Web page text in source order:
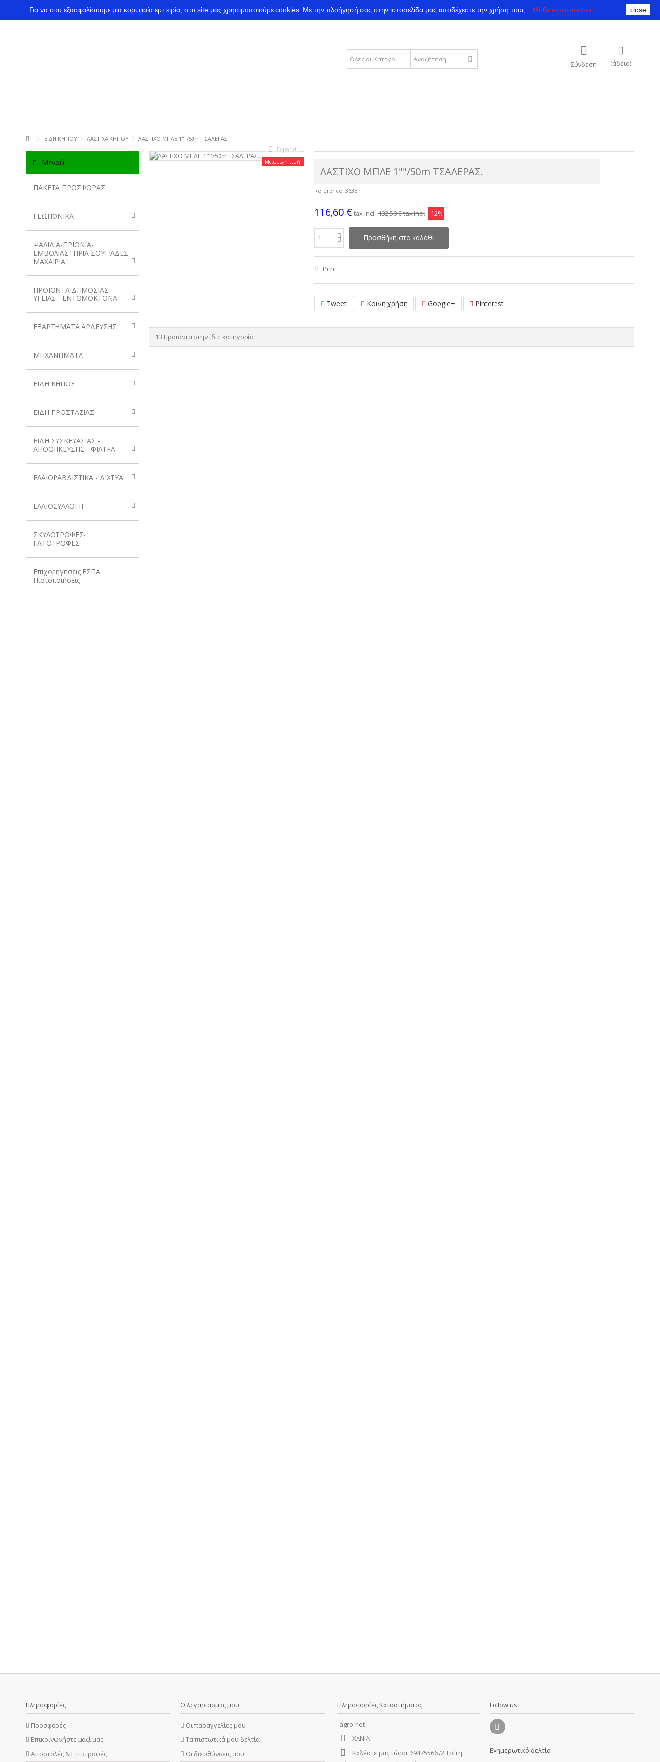
(άδειο)
Σύνδεση
ΕΙΔΗ ΚΗΠΟΥ ΛΑΣΤΙΧΑ ΚΗΠΟΥ ΛΑΣΤΙΧΟ ΜΠΛΕ 1""/50m ΤΣΑΛΕΡΑΣ.
Μειωμένη τιμή!
Expand
ΛΑΣΤΙΧΟ ΜΠΛΕ 1""/50m ΤΣΑΛΕΡΑΣ.
Reference: 3635
116,60 €tax incl. 132,50 €tax incl. -12%
Προσθήκη στο καλάθι
Print
Tweet Κοινή χρήση Google+ Pinterest
13 Προϊόντα στην ίδια κατηγορία
Μενού
ΠΑΚΕΤΑ ΠΡΟΣΦΟΡΑΣ
ΓΕΩΠΟΝΙΚΑ
ΨΑΛΙΔΙΑ-ΠΡΙΟΝΙΑ-
ΕΜΒΟΛΙΑΣΤΗΡΙΑ ΣΟΥΓΙΑΔΕΣ-
ΜΑΧΑΙΡΙΑ
ΠΡΟΪΟΝΤΑ ΔΗΜΟΣΙΑΣ
ΥΓΕΙΑΣ - ΕΝΤΟΜΟΚΤΟΝΑ
ΕΞΑΡΤΗΜΑΤΑ ΑΡΔΕΥΣΗΣ
ΜΗΧΑΝΗΜΑΤΑ
ΕΙΔΗ ΚΗΠΟΥ
ΕΙΔΗ ΠΡΟΣΤΑΣΙΑΣ
ΕΙΔΗ ΣΥΣΚΕΥΑΣΙΑΣ -
ΑΠΟΘΗΚΕΥΣΗΣ - ΦΙΛΤΡΑ
ΕΛΑΙΟΡΑΒΔΙΣΤΙΚΑ - ΔΙΧΤΥΑ
ΕΛΑΙΟΣΥΛΛΟΓΗ
ΣΚΥΛΟΤΡΟΦΕΣ-
ΓΑΤΟΤΡΟΦΕΣ
Επιχορηγήσεις ΕΣΠΑ
Πιστοποιήσεις
Πληροφορίες
Προσφορές
Επικοινωνήστε μαζί μας
Αποστολές & Επιστροφές
Ο λογαριασμός μου
Οι παραγγελίες μου
Τα πιστωτικά μου δελτία
Οι διευθύνσεις μου
Πληροφορίες Καταστήματος
agro-net
ΧΑΝΙΑ
Καλέστε μας τώρα: 6947556672 Τρίτη
Follow us
Ενημερωτικό δελτίο
Για να σου εξασφαλίσουμε μια κορυφαία εμπειρία, στο site μας χρησιμοποιούμε cookies. Με την πλοήγησή σας στην ιστοσελίδα μας αποδέχεστε την χρήση τους. Μάθε περισσότερα close